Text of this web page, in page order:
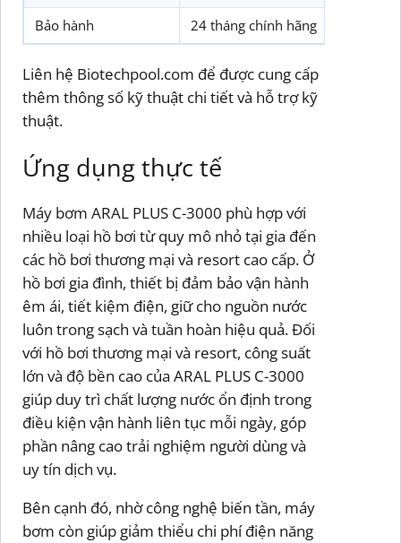
Bảo hành 24 tháng chính hãng
Liên hệ Biotechpool.com để được cung cấp
thêm thông số kỹ thuật chi tiết và hỗ trợ kỹ
thuật.
Ứng dụng thực tế
Máy bơm ARAL PLUS C-3000 phù hợp với
nhiều loại hồ bơi từ quy mô nhỏ tại gia đến
các hồ bơi thương mại và resort cao cấp. Ở
hồ bơi gia đình, thiết bị đảm bảo vận hành
êm ái, tiết kiệm điện, giữ cho nguồn nước
luôn trong sạch và tuần hoàn hiệu quả. Đối
với hồ bơi thương mại và resort, công suất
lớn và độ bền cao của ARAL PLUS C-3000
giúp duy trì chất lượng nước ổn định trong
điều kiện vận hành liên tục mỗi ngày, góp
phần nâng cao trải nghiệm người dùng và
uy tín dịch vụ.
Bên cạnh đó, nhờ công nghệ biến tần, máy
bơm còn giúp giảm thiểu chi phí điện năng